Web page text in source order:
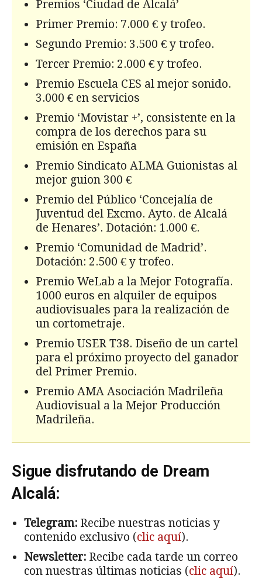
Premios ‘Ciudad de Alcalá’
Primer Premio: 7.000 € y trofeo.
Segundo Premio: 3.500 € y trofeo.
Tercer Premio: 2.000 € y trofeo.
Premio Escuela CES al mejor sonido.
3.000 € en servicios
Premio ‘Movistar +’, consistente en la
compra de los derechos para su
emisión en España
Premio Sindicato ALMA Guionistas al
mejor guion 300 €
Premio del Público ‘Concejalía de
Juventud del Excmo. Ayto. de Alcalá
de Henares’. Dotación: 1.000 €.
Premio ‘Comunidad de Madrid’.
Dotación: 2.500 € y trofeo.
Premio WeLab a la Mejor Fotografía.
1000 euros en alquiler de equipos
audiovisuales para la realización de
un cortometraje.
Premio USER T38. Diseño de un cartel
para el próximo proyecto del ganador
del Primer Premio.
Premio AMA Asociación Madrileña
Audiovisual a la Mejor Producción
Madrileña.
Sigue disfrutando de Dream
Alcalá:
Telegram: Recibe nuestras noticias y
contenido exclusivo (clic aquí).
Newsletter: Recibe cada tarde un correo
con nuestras últimas noticias (clic aquí).